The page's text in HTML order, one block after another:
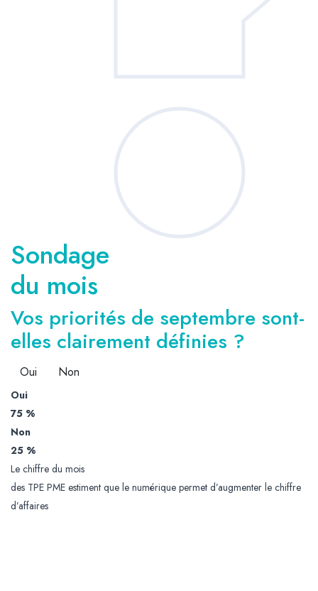
Sondage
du mois
Vos priorités de septembre sont-
elles clairement définies ?
Oui Non
Oui
75 %
Non
25 %
Le chiffre du mois
des TPE PME estiment que le numérique permet d’augmenter le chiffre
d’affaires